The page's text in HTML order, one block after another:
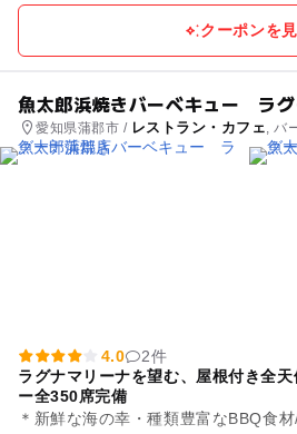
クーポンを
魚太郎浜焼きバーベキュー ラ
愛知県蒲郡市 / レストラン・カフェ, バ
4.0
2件
ラグナマリーナを望む、屋根付き全
ー全350席完備
＊新鮮な海の幸・種類豊富なBBQ食